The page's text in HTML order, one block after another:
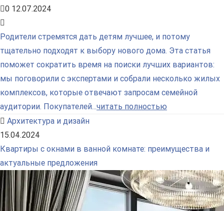
0 12.07.2024
Родители стремятся дать детям лучшее, и потому
тщательно подходят к выбору нового дома. Эта статья
поможет сократить время на поиски лучших вариантов:
мы поговорили с экспертами и собрали несколько жилых
комплексов, которые отвечают запросам семейной
аудитории. Покупателей...читать полностью
Архитектура и дизайн
15.04.2024
Квартиры с окнами в ванной комнате: преимущества и
актуальные предложения